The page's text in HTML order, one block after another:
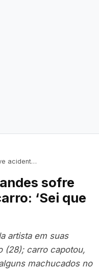
eu renasci’
sofre
‘Sei que
artista em suas
(28); carro capotou,
machucados no